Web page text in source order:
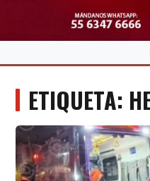
ETIQUETA: